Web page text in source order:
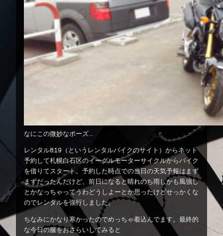
なにこの微妙なポーズ…
レンタル819（というレンタルバイクのサイト）からネット
予約して札幌白石区のイーグルモーターサイクルからバイク
を借りてスタート。予約した時点での当日の天気予報はまず
まずだったんだけど、前日になると晴れのち雨しかも風強し
とかなっちゃってうわどうしよーとか思ったけどせっかくな
のでレンタルを強行しました。
ちなみにかなり寒かったのでめっちゃ着込んでます。最終的
な今日の服をおさらいしてみると